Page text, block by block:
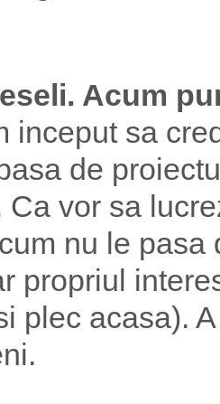
Acum
inceput sa
de
Ca vor sa
nu le
propriul
plec acasa).